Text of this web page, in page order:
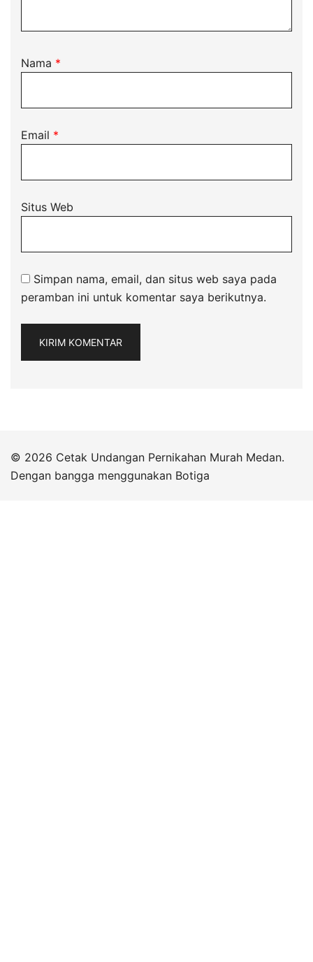
Nama *
Email *
Situs Web
Simpan nama, email, dan situs web saya pada
peramban ini untuk komentar saya berikutnya.
© 2026 Cetak Undangan Pernikahan Murah Medan.
Dengan bangga menggunakan Botiga